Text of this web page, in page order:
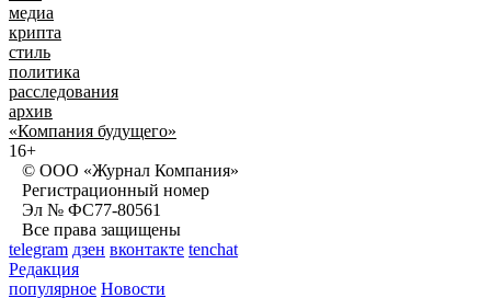
медиа
крипта
стиль
политика
расследования
архив
«Компания будущего»
16+
© ООО «Журнал Компания»
Регистрационный номер
Эл № ФС77-80561
Все права защищены
telegram дзен вконтакте tenchat
Редакция
популярное Новости